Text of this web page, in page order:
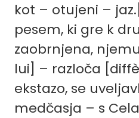
kot – otujeni –
pesem, ki gre k
zaobrnjena,
lui] – razloča
ekstazo, se
medčasja – s